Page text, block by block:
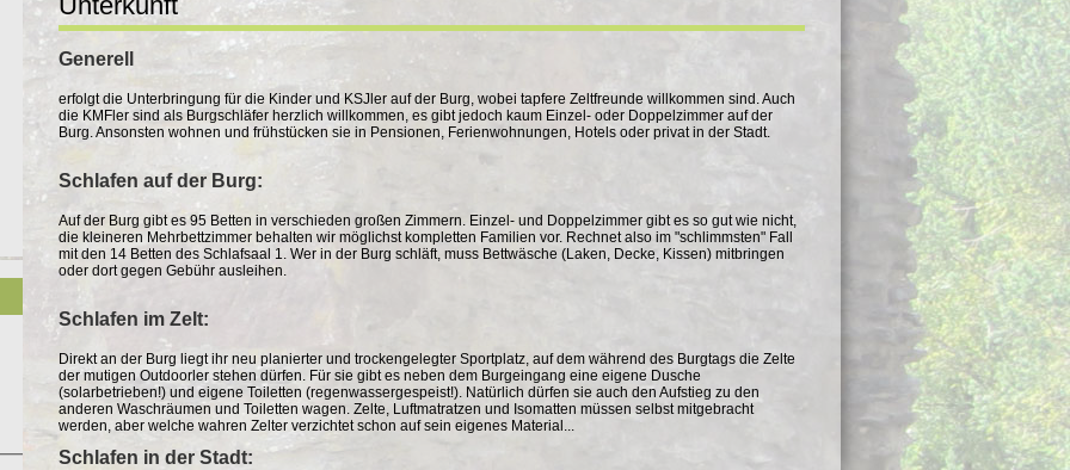
Generell
erfolgt die Unterbringung für die Kinder und KSJler auf der Burg, wobei tapfere Zeltfreunde willkommen sind. Auch
die KMFler sind als Burgschläfer herzlich willkommen, es gibt jedoch kaum Einzel- oder Doppelzimmer auf der
Burg. Ansonsten wohnen und frühstücken sie in Pensionen, Ferienwohnungen, Hotels oder privat in der Stadt.
Schlafen auf der Burg:
Auf der Burg gibt es 95 Betten in verschieden großen Zimmern. Einzel- und Doppelzimmer gibt es so gut wie nicht,
die kleineren Mehrbettzimmer behalten wir möglichst kompletten Familien vor. Rechnet also im "schlimmsten" Fall
mit den 14 Betten des Schlafsaal 1. Wer in der Burg schläft, muss Bettwäsche (Laken, Decke, Kissen) mitbringen
oder dort gegen Gebühr ausleihen.
Schlafen im Zelt:
Direkt an der Burg liegt ihr neu planierter und trockengelegter Sportplatz, auf dem während des Burgtags die Zelte
der mutigen Outdoorler stehen dürfen. Für sie gibt es neben dem Burgeingang eine eigene Dusche
(solarbetrieben!) und eigene Toiletten (regenwassergespeist!). Natürlich dürfen sie auch den Aufstieg zu den
anderen Waschräumen und Toiletten wagen. Zelte, Luftmatratzen und Isomatten müssen selbst mitgebracht
werden, aber welche wahren Zelter verzichtet schon auf sein eigenes Material...
Schlafen in der Stadt: